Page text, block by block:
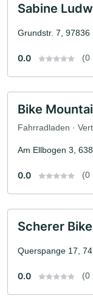
Sabine
Grundstr. 7, 97836
0.0 (0
Bike
Fahrradladen ·
Am Ellbogen 3,
0.0 (0
Scherer
Querspange 17,
0.0 (0